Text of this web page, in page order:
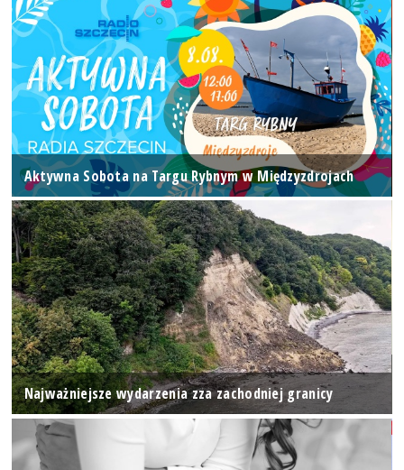
Aktywna Sobota na Targu Rybnym w Międzyzdrojach
Najważniejsze wydarzenia zza zachodniej granicy